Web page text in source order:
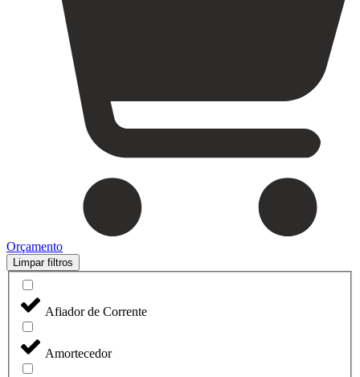
Orçamento
Limpar filtros
Afiador de Corrente
Amortecedor